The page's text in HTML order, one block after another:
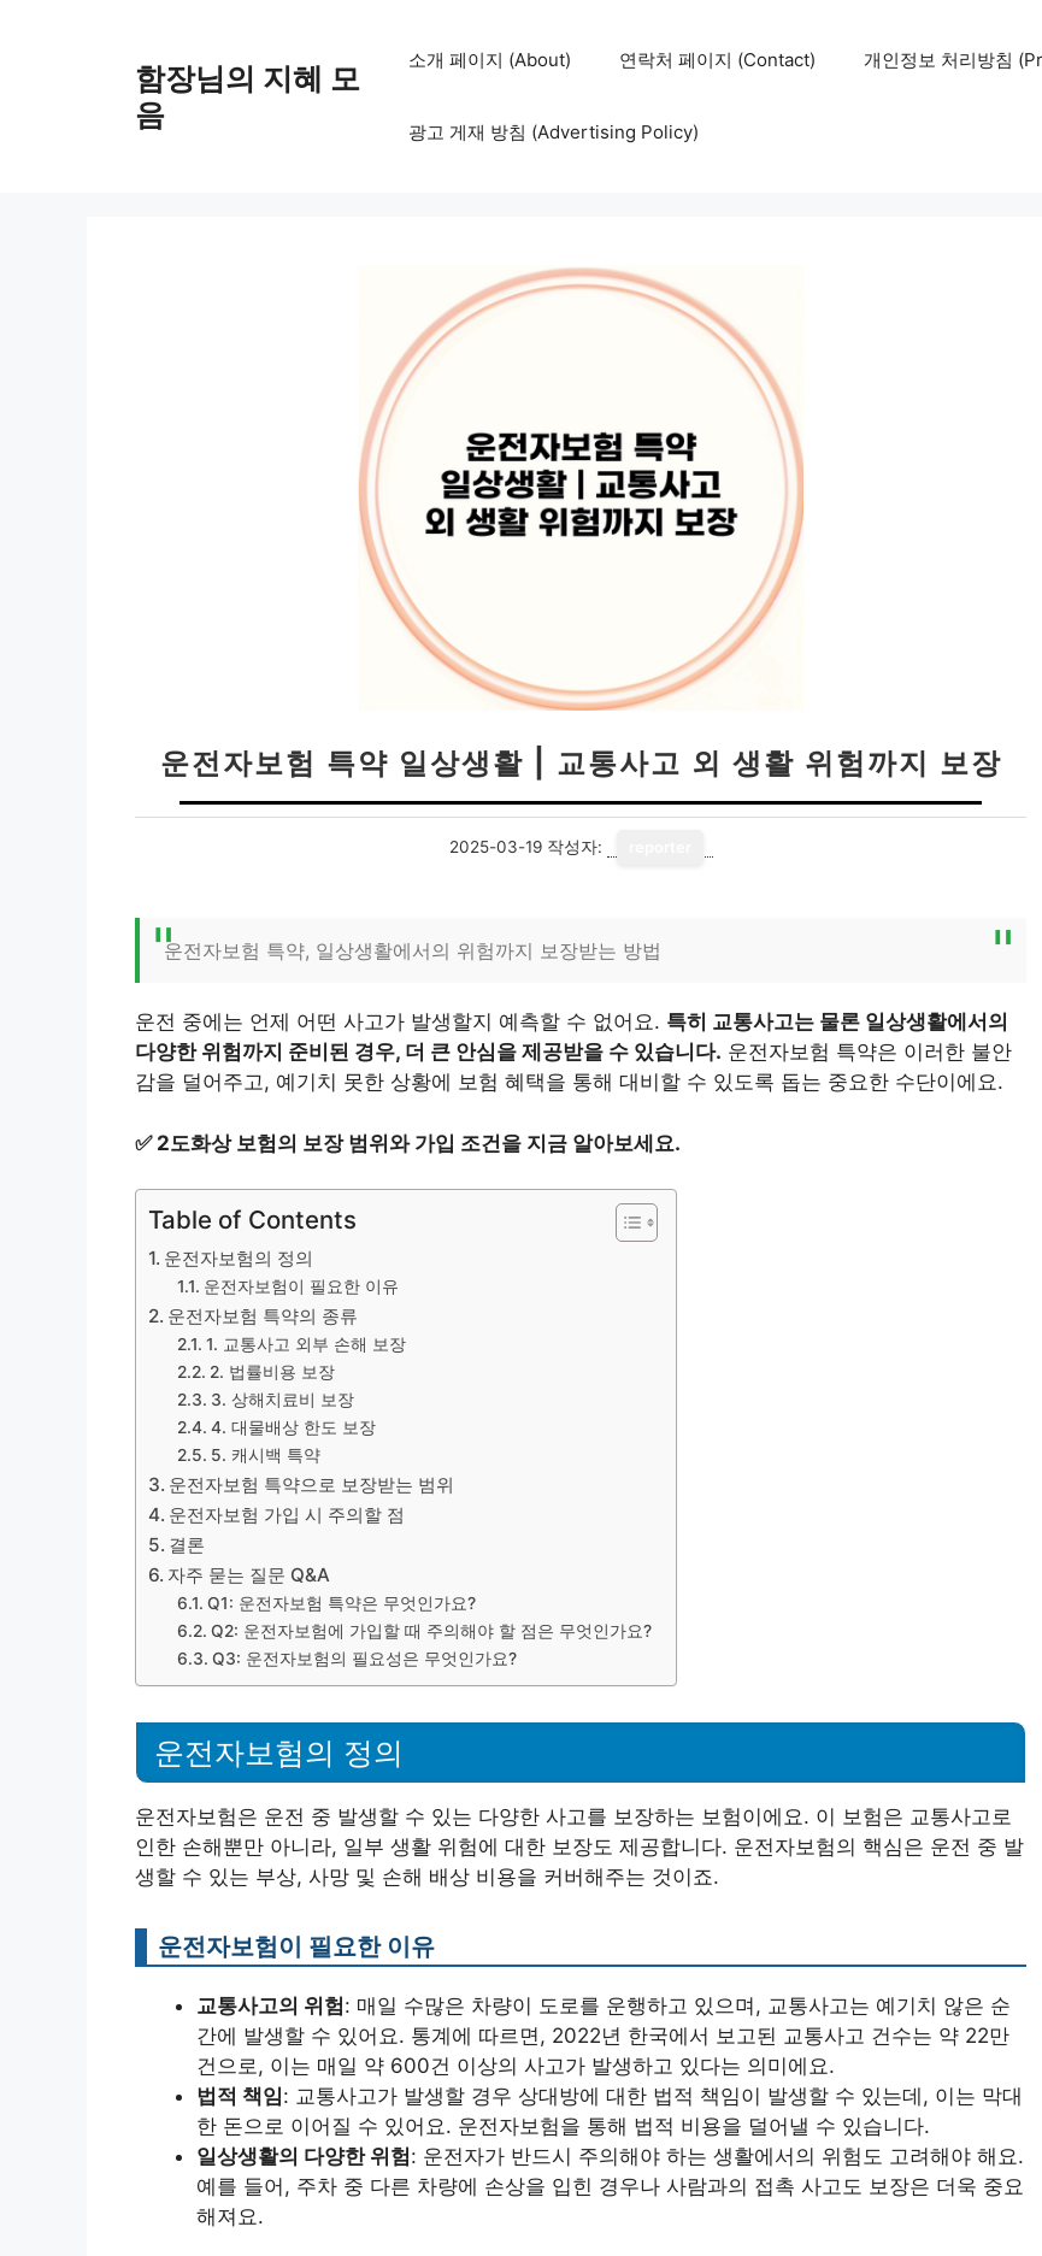
함장님의 지혜 모
음
소개 페이지 (About) 연락처 페이지 (Contact) 개인정보 처리방침
광고 게재 방침 (Advertising Policy)
운전자보험 특약 일상생활 | 교통사고 외 생활 위험까지 보장
2025-03-19 작성자:
운전자보험 특약, 일상생활에서의 위험까지 보장받는 방법
운전 중에는 언제 어떤 사고가 발생할지 예측할 수 없어요. 특히 교통사고는 물론 일상생활에서의
다양한 위험까지 준비된 경우, 더 큰 안심을 제공받을 수 있습니다. 운전자보험 특약은 이러한 불안
감을 덜어주고, 예기치 못한 상황에 보험 혜택을 통해 대비할 수 있도록 돕는 중요한 수단이에요.
✅ 2도화상 보험의 보장 범위와 가입 조건을 지금 알아보세요.
Table of Contents
운전자보험의 정의
운전자보험이 필요한 이유
운전자보험 특약의 종류
1. 교통사고 외부 손해 보장
2. 법률비용 보장
3. 상해치료비 보장
4. 대물배상 한도 보장
5. 캐시백 특약
운전자보험 특약으로 보장받는 범위
운전자보험 가입 시 주의할 점
결론
자주 묻는 질문 Q&A
Q1: 운전자보험 특약은 무엇인가요?
Q2: 운전자보험에 가입할 때 주의해야 할 점은 무엇인가요?
Q3: 운전자보험의 필요성은 무엇인가요?
운전자보험의 정의
운전자보험은 운전 중 발생할 수 있는 다양한 사고를 보장하는 보험이에요. 이 보험은 교통사고로
인한 손해뿐만 아니라, 일부 생활 위험에 대한 보장도 제공합니다. 운전자보험의 핵심은 운전 중 발
생할 수 있는 부상, 사망 및 손해 배상 비용을 커버해주는 것이죠.
운전자보험이 필요한 이유
교통사고의 위험: 매일 수많은 차량이 도로를 운행하고 있으며, 교통사고는 예기치 않은 순
간에 발생할 수 있어요. 통계에 따르면, 2022년 한국에서 보고된 교통사고 건수는 약 22만
건으로, 이는 매일 약 600건 이상의 사고가 발생하고 있다는 의미에요.
법적 책임: 교통사고가 발생할 경우 상대방에 대한 법적 책임이 발생할 수 있는데, 이는 막대
한 돈으로 이어질 수 있어요. 운전자보험을 통해 법적 비용을 덜어낼 수 있습니다.
일상생활의 다양한 위험: 운전자가 반드시 주의해야 하는 생활에서의 위험도 고려해야 해요.
예를 들어, 주차 중 다른 차량에 손상을 입힌 경우나 사람과의 접촉 사고도 보장은 더욱 중요
해져요.